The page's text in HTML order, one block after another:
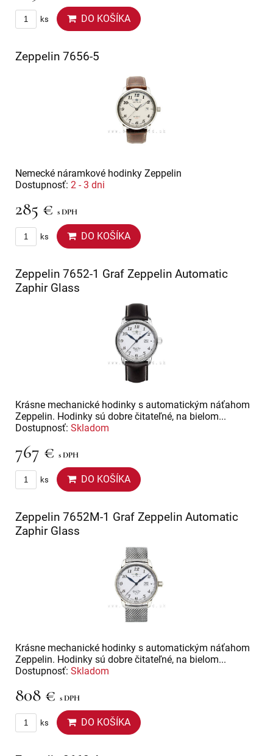
ks DO KOŠÍKA
Zeppelin 7656-5
Nemecké náramkové hodinky Zeppelin
Dostupnosť: 2 - 3 dni
285 € s DPH
ks DO KOŠÍKA
Zeppelin 7652-1 Graf Zeppelin Automatic
Zaphir Glass
Krásne mechanické hodinky s automatickým náťahom
Zeppelin. Hodinky sú dobre čitateľné, na bielom...
Dostupnosť: Skladom
767 € s DPH
ks DO KOŠÍKA
Zeppelin 7652M-1 Graf Zeppelin Automatic
Zaphir Glass
Krásne mechanické hodinky s automatickým náťahom
Zeppelin. Hodinky sú dobre čitateľné, na bielom...
Dostupnosť: Skladom
808 € s DPH
ks DO KOŠÍKA